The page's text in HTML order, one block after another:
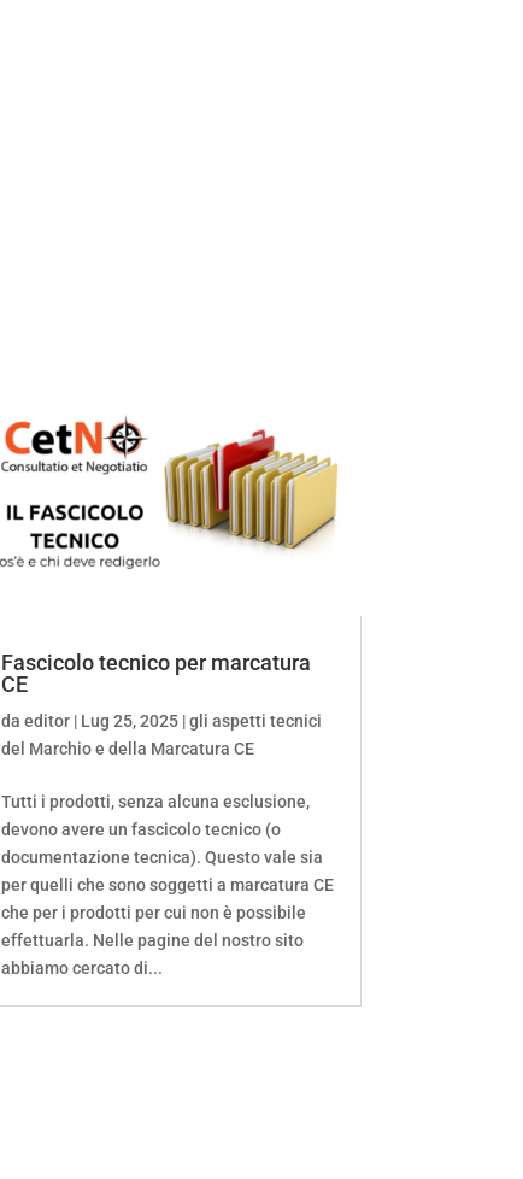
Fascicolo tecnico per marcatura
CE
da editor| Lug 25, 2025|gli aspetti tecnici
del Marchio e della Marcatura CE
Tutti i prodotti, senza alcuna esclusione,
devono avere un fascicolo tecnico (o
documentazione tecnica). Questo vale sia
per quelli che sono soggetti a marcatura CE
che per i prodotti per cui non è possibile
effettuarla. Nelle pagine del nostro sito
abbiamo cercato di...